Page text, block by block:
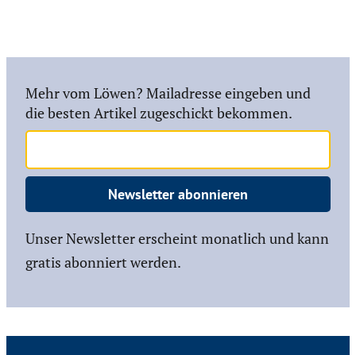
Mehr vom Löwen? Mailadresse eingeben und
die besten Artikel zugeschickt bekommen.
Newsletter abonnieren
Unser Newsletter erscheint monatlich und kann
gratis abonniert werden.